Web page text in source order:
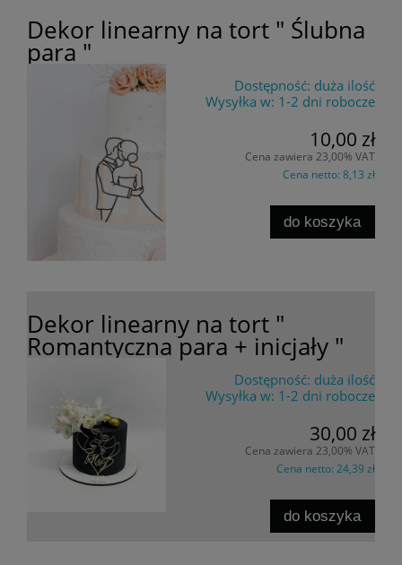
Dekor linearny na tort " Ślubna
para "
Dostępność: duża ilość
Wysyłka w: 1-2 dni robocze
10,00 zł
Cena zawiera 23,00% VAT
Cena netto: 8,13 zł
do koszyka
Dekor linearny na tort "
Romantyczna para + inicjały "
Dostępność: duża ilość
Wysyłka w: 1-2 dni robocze
30,00 zł
Cena zawiera 23,00% VAT
Cena netto: 24,39 zł
do koszyka